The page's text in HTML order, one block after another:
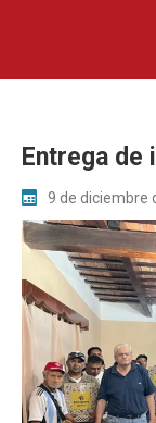
Entrega de
9 de diciembre